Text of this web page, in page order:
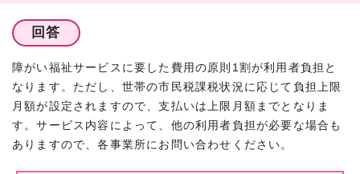
回答
障がい福祉サービスに要した費用の原則1割が利用者負担と
なります。ただし、世帯の市民税課税状況に応じて負担上限
月額が設定されますので、支払いは上限月額までとなりま
す。サービス内容によって、他の利用者負担が必要な場合も
ありますので、各事業所にお問い合わせください。